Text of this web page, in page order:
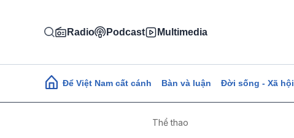
Radio Podcast Multimedia
Main navigation
Để Việt Nam cất cánh Bàn và luận Đời sống - Xã hội
Thể thao